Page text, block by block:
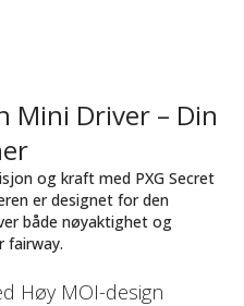
Mini Driver – Din
og kraft med PXG Secret
er designet for den
både nøyaktighet og
fairway.
Høy MOI-design